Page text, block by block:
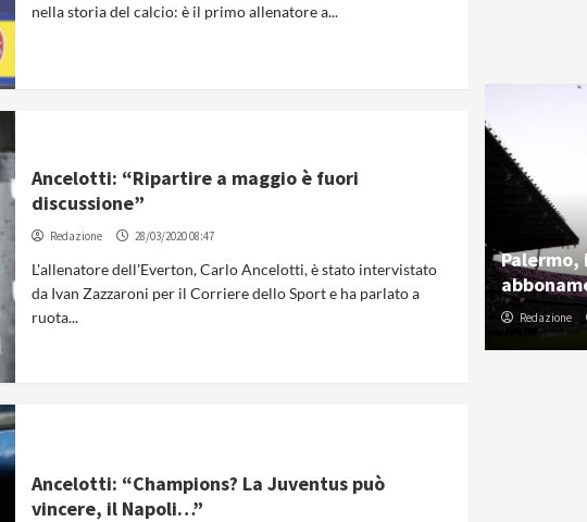
nella storia del calcio: è il primo allenatore a...
Ancelotti: “Ripartire a maggio è fuori
discussione”
Redazione 28/03/2020 08:47
L'allenatore dell'Everton, Carlo Ancelotti, è stato intervistato
da Ivan Zazzaroni per il Corriere dello Sport e ha parlato a
ruota...
Ancelotti: “Champions? La Juventus può
vincere, il Napoli…”
Palermo,
Redazione